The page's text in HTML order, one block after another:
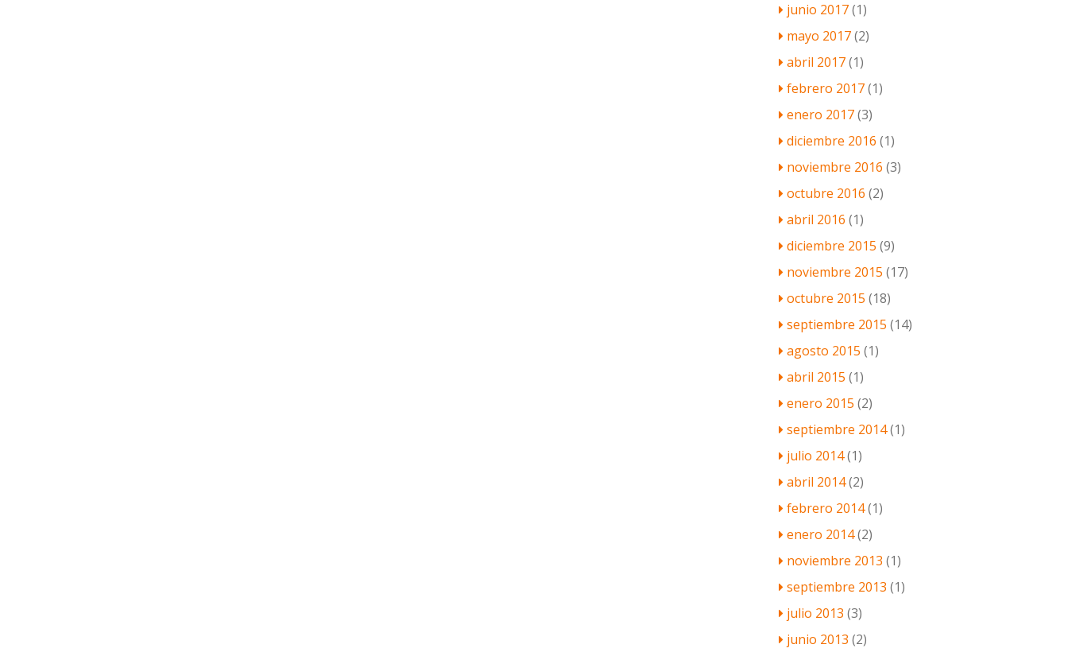
junio 2017(1)
mayo 2017(2)
abril 2017(1)
febrero 2017(1)
enero 2017(3)
diciembre 2016 (1)
noviembre 2016 (3)
octubre 2016 (2)
abril 2016 (1)
diciembre 2015 (9)
noviembre 2015 (17)
octubre 2015 (18)
septiembre 2015 (14)
agosto 2015 (1)
abril 2015 (1)
enero 2015 (2)
septiembre 2014(1)
julio 2014(1)
abril 2014(2)
febrero 2014(1)
enero 2014(2)
noviembre 2013 (1)
septiembre 2013 (1)
julio 2013 (3)
junio 2013 (2)